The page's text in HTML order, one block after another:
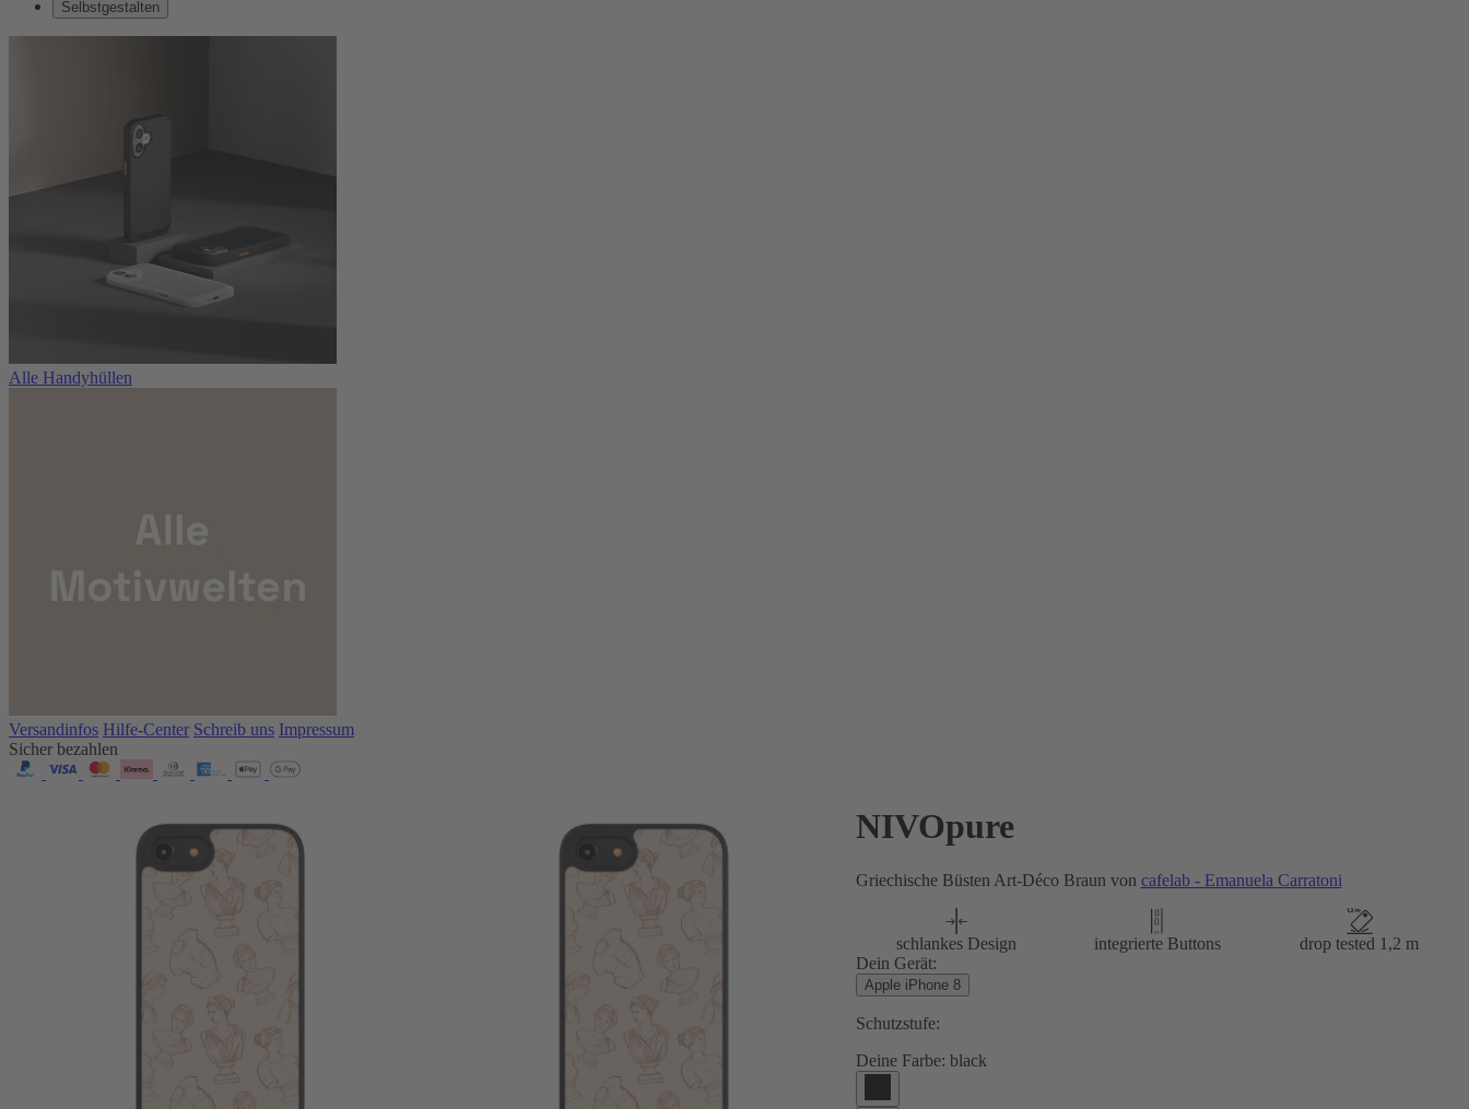
Selbstgestalten
Alle Handyhüllen
Versandinfos Hilfe-Center Schreib uns Impressum
Sicher bezahlen
NIVOpure
Griechische Büsten Art-Déco Braun von cafelab - Emanuela Carratoni
schlankes Design integrierte Buttons
drop tested 1,2 m
Dein Gerät:
Apple iPhone 8
Schutzstufe:
Deine Farbe: black